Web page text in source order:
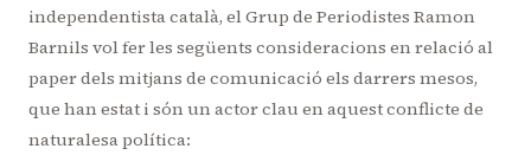
independentista català, el Grup de Periodistes Ramon
Barnils vol fer les següents consideracions en relació al
paper dels mitjans de comunicació els darrers mesos,
que han estat i són un actor clau en aquest conflicte de
naturalesa política: